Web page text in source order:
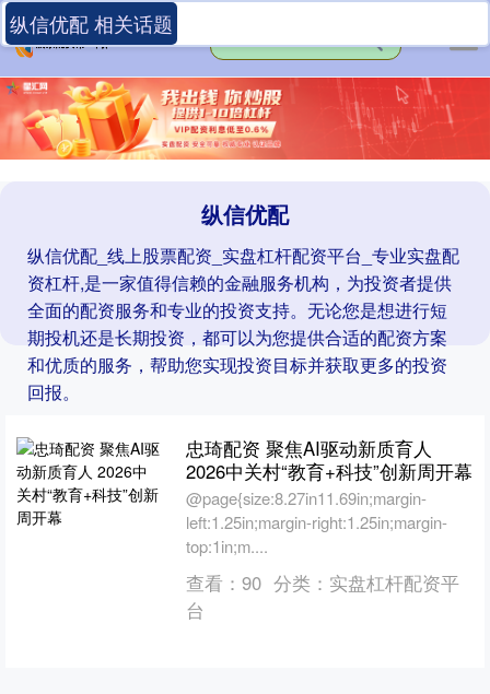
纵信优配
纵信优配_线上股票配资_实盘杠杆配资平台_专业实盘配
资杠杆,是一家值得信赖的金融服务机构，为投资者提供
全面的配资服务和专业的投资支持。无论您是想进行短
期投机还是长期投资，都可以为您提供合适的配资方案
和优质的服务，帮助您实现投资目标并获取更多的投资
回报。
纵信优配 相关话题
忠琦配资 聚焦AI驱动新质育人
2026中关村“教育+科技”创新周开幕
@page{size:8.27in11.69in;margin-
left:1.25in;margin-right:1.25in;margin-
top:1in;m....
查看： 90 分类： 实盘杠杆配资平
台